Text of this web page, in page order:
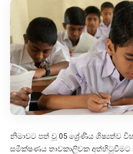
නිමාවට පත් වූ 05 ශ්‍රේණිය ශිෂ්‍යත්ව
සමීක්ෂණය තාවකාලිවක